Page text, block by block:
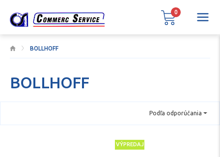
BOLLHOFF
BOLLHOFF
Podľa odporúčania
VÝPREDAJ
0